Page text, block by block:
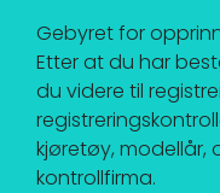
Gebyret for
Etter at du har
du videre til
kjøretøy, modellår,
kontrollfirma.